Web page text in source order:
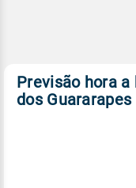
Previsão hora
dos Guararapes